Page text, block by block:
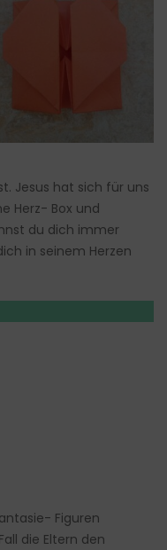
Jesus hat sich für uns
Herz- Box und
du dich immer
in seinem Herzen
Figuren
die Eltern den